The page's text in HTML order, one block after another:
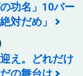
功名」10バー
対だめ」
え。どれだけ
の舞台は